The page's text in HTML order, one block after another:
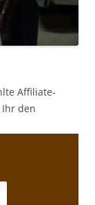
Affiliate-
den